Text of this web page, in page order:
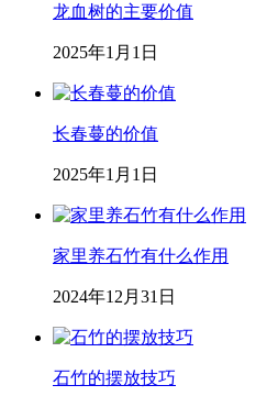
龙血树的主要价值
2025年1月1日
长春蔓的价值
2025年1月1日
家里养石竹有什么作用
2024年12月31日
石竹的摆放技巧